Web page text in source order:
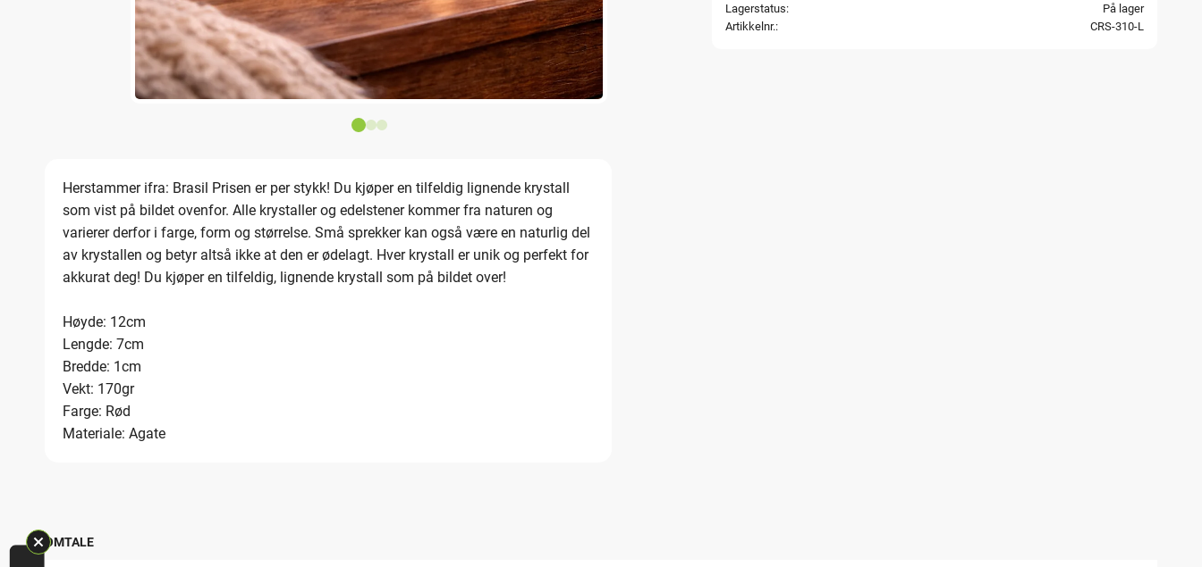
Lagerstatus
På lager
Artikkelnr.
CRS-310-L
Herstammer ifra: Brasil Prisen er per stykk! Du kjøper en tilfeldig lignende krystall
som vist på bildet ovenfor. Alle krystaller og edelstener kommer fra naturen og
varierer derfor i farge, form og størrelse. Små sprekker kan også være en naturlig del
av krystallen og betyr altså ikke at den er ødelagt. Hver krystall er unik og perfekt for
akkurat deg! Du kjøper en tilfeldig, lignende krystall som på bildet over!
Høyde: 12cm
Lengde: 7cm
Bredde: 1cm
Vekt: 170gr
Farge: Rød
Materiale: Agate
OMTALE